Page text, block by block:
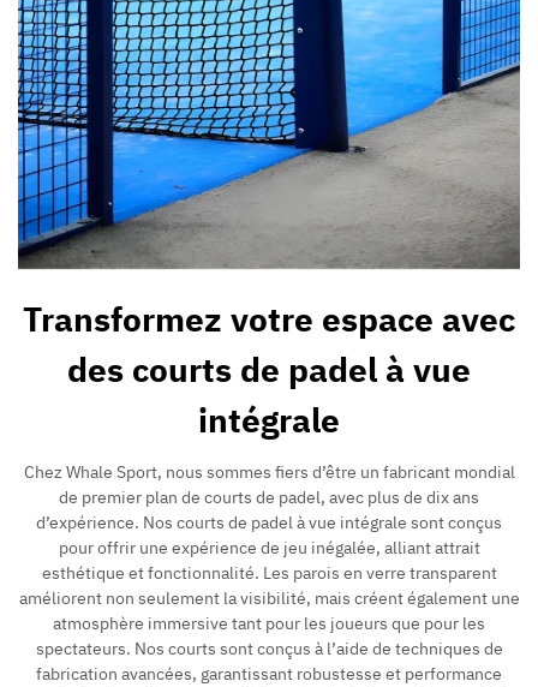
Transformez votre espace avec
des courts de padel à vue
intégrale
Chez Whale Sport, nous sommes fiers d’être un fabricant mondial
de premier plan de courts de padel, avec plus de dix ans
d’expérience. Nos courts de padel à vue intégrale sont conçus
pour offrir une expérience de jeu inégalée, alliant attrait
esthétique et fonctionnalité. Les parois en verre transparent
améliorent non seulement la visibilité, mais créent également une
atmosphère immersive tant pour les joueurs que pour les
spectateurs. Nos courts sont conçus à l’aide de techniques de
fabrication avancées, garantissant robustesse et performance